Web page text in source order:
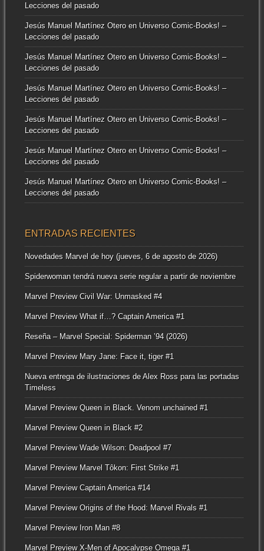
Lecciones del pasado
Jesús Manuel Martínez Oteroen Universo Comic-Books! –
Lecciones del pasado
Jesús Manuel Martínez Oteroen Universo Comic-Books! –
Lecciones del pasado
Jesús Manuel Martínez Oteroen Universo Comic-Books! –
Lecciones del pasado
Jesús Manuel Martínez Oteroen Universo Comic-Books! –
Lecciones del pasado
Jesús Manuel Martínez Oteroen Universo Comic-Books! –
Lecciones del pasado
Jesús Manuel Martínez Oteroen Universo Comic-Books! –
Lecciones del pasado
ENTRADAS RECIENTES
Novedades Marvel de hoy (jueves, 6 de agosto de 2026)
Spiderwoman tendrá nueva serie regular a partir de noviembre
Marvel Preview Civil War: Unmasked #4
Marvel Preview What if…? Captain America #1
Reseña – Marvel Special: Spiderman ’94 (2026)
Marvel Preview Mary Jane: Face it, tiger #1
Nueva entrega de ilustraciones de Alex Ross para las portadas
Timeless
Marvel Preview Queen in Black. Venom unchained #1
Marvel Preview Queen in Black #2
Marvel Preview Wade Wilson: Deadpool #7
Marvel Preview Marvel Tôkon: First Strike #1
Marvel Preview Captain America #14
Marvel Preview Origins of the Hood: Marvel Rivals #1
Marvel Preview Iron Man #8
Marvel Preview X-Men of Apocalypse Omega #1